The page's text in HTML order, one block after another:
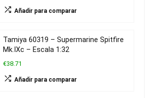
Añadir para comparar
Tamiya 60319 – Supermarine Spitfire
Mk.IXc – Escala 1:32
€38.71
Añadir para comparar